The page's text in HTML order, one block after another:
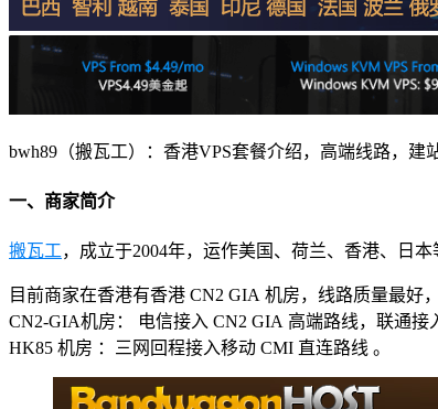
bwh89（搬瓦工）：香港VPS套餐介绍，高端线路，建
一、商家简介
搬瓦工，成立于2004年，运作美国、荷兰、香港、日
目前商家在香港有香港 CN2 GIA 机房，线路质量最好
CN2-GIA机房： 电信接入 CN2 GIA 高端路线，联通接
HK85 机房 ：三网回程接入移动 CMI 直连路线 。